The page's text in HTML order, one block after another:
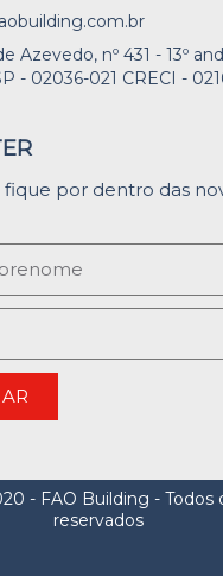
Azevedo, nº 431 - 13º
- 02036-021 CRECI -
fique por dentro das
- FAO Building - Todos
reservados